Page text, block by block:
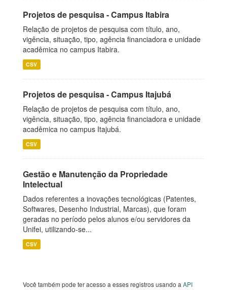
Projetos de pesquisa - Campus Itabira
Relação de projetos de pesquisa com título, ano,
vigência, situação, tipo, agência financiadora e unidade
acadêmica no campus Itabira.
CSV
Projetos de pesquisa - Campus Itajubá
Relação de projetos de pesquisa com título, ano,
vigência, situação, tipo, agência financiadora e unidade
acadêmica no campus Itajubá.
CSV
Gestão e Manutenção da Propriedade
Intelectual
Dados referentes a inovações tecnológicas (Patentes,
Softwares, Desenho Industrial, Marcas), que foram
geradas no período pelos alunos e/ou servidores da
Unifei, utilizando-se...
CSV
Você também pode ter acesso a esses registros usando a API